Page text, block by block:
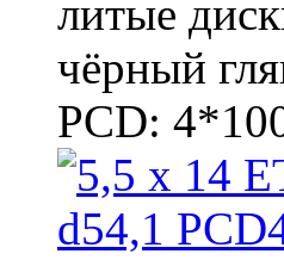
литые
чёрный
PCD: